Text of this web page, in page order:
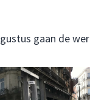
gaan de